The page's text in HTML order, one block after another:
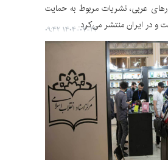
عربی، نشریات مربوط به حمایت
و در ایران منتشر می‌کرد.۱۴۰۴-۰۷-۲۱ ۰۹:۴۲